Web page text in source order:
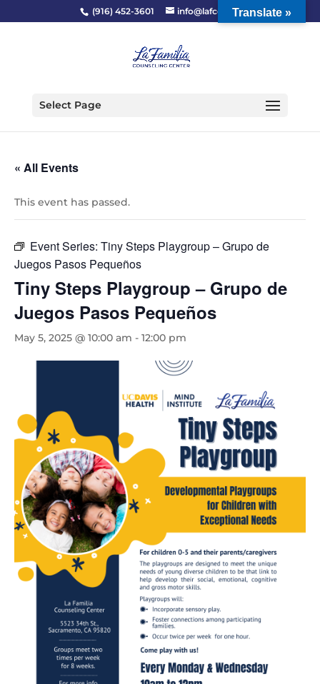
(916) 452-3601 info@lafcc.org
Select Page
« All Events
This event has passed.
Event Series: Tiny Steps Playgroup – Grupo de
Juegos Pasos Pequeños
Tiny Steps Playgroup – Grupo de
Juegos Pasos Pequeños
May 5, 2025 @ 10:00 am - 12:00 pm
Translate »